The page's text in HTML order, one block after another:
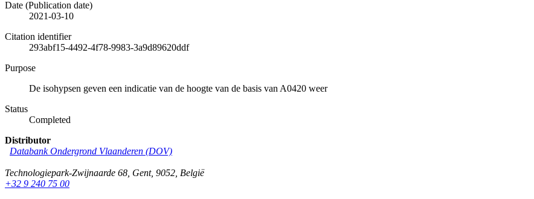
Date (Publication date)
2021-03-10
Citation identifier
293abf15-4492-4f78-9983-3a9d89620ddf
Purpose
De isohypsen geven een indicatie van de hoogte van de basis van A0420 weer
Status
Completed
Distributor
Databank Ondergrond Vlaanderen (DOV)
Technologiepark-Zwijnaarde 68 Gent, 9052 België
+32 9 240 75 00